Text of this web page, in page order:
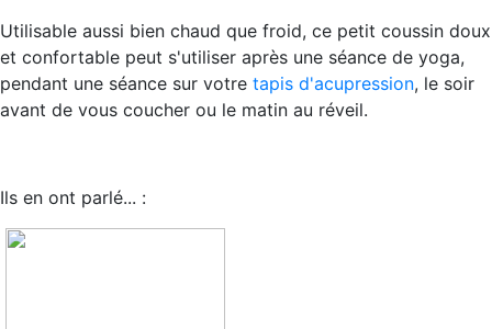
Utilisable aussi bien chaud que froid, ce petit coussin doux
et confortable peut s'utiliser après une séance de yoga,
pendant une séance sur votre tapis d'acupression, le soir
avant de vous coucher ou le matin au réveil.
Ils en ont parlé... :